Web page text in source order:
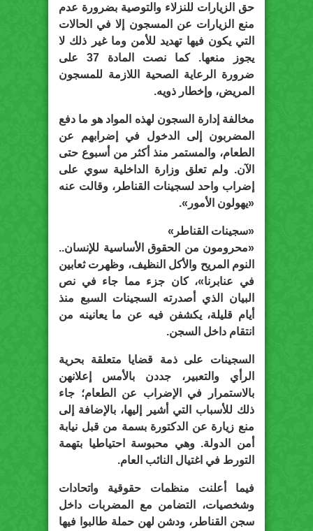
حق الزيارات للنزلاء والتوصية بضرورة عدم
منع الزيارات عن المسجون إلا في الحالات
التي يكون فيها تهديد للأمن وما غير ذلك لا
يجوز منعها. كما نصت المادة 37 على
ضرورة الرعاية الصحية اللازمة للمسجون
المريض، وإخطار ذويه.
مخالفة إدارة السجون لهذه المواد هو ما دفع
المضربون إلى الدخول في إضرابهم عن
الطعام، والمستمر منذ أكثر من أسبوع حتى
الآن. ولم تعلق وزارة الداخلية سوي على
إضراب واحد لسجينات القناطر، وقالت عنه
«يهولون الأمور».
«سجينات القناطر»
«محرومون من الحقوق الأساسية للإنسان..
النوم المريح والأكل النظيف، وظهرت ثعابين
في عنابرنا»، كان جزء مما جاء في نص
البيان الذي أصدرته السجينات السبع منذ
أيام قليلة، يكشفن فيه عن ما يعانينه من
انتقام داخل السجن.
السجينات على ذمة قضايا متعلقة بحرية
الرأي والتعبير، جددن بالأمس إعلانهن
بالاستمرار في الإضراب عن الطعام؛ جاء
ذلك للأسباب التي أشير إليها، بالإضافة إلى
منع زيارة عن الدكتورة بسمة من قبل نيابة
أمن الدولة. وهي محبوسة احتياطيا بتهمة
التورط في اغتيال النائب العام.
فيما أعلنت منظمات حقوقية واتحادات
وشخصيات، التضامن مع المضربات داخل
سجن القناطر، ودشن لهن حملة طالبوا فيها